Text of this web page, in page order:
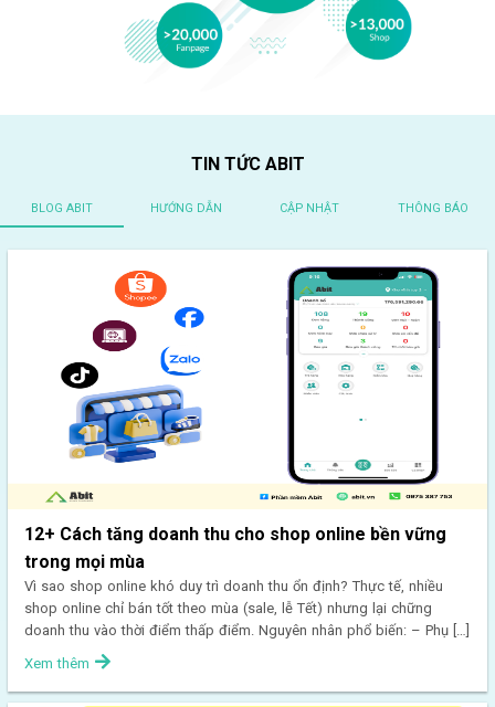
TIN TỨC ABIT
BLOG ABIT HƯỚNG DẪN CẬP NHẬT THÔNG BÁO
12+ Cách tăng doanh thu cho shop online bền vững
trong mọi mùa
Vì sao shop online khó duy trì doanh thu ổn định? Thực tế, nhiều
shop online chỉ bán tốt theo mùa (sale, lễ Tết) nhưng lại chững
doanh thu vào thời điểm thấp điểm. Nguyên nhân phổ biến: – Phụ […]
Xem thêm